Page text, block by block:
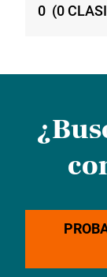
0 (0